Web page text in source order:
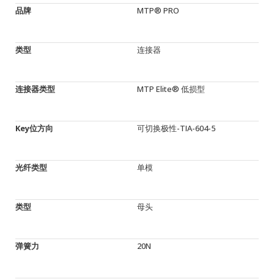
品牌 MTP® PRO
类型 连接器
连接器类型 MTP Elite® 低损型
Key位方向 可切换极性-TIA-604-5
光纤类型 单模
类型 母头
弹簧力 20N